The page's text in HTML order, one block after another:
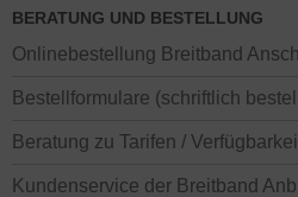
BERATUNG UND BESTELLUNG
Onlinebestellung Breitband
Bestellformulare (schriftlich
Beratung zu Tarifen /
Kundenservice der Breitband